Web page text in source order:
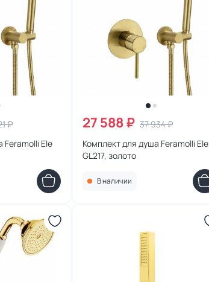
₽
Feramolli Ele
27 588 ₽ 37 934 ₽
Комплект для душа Feramolli Ele
GL217, золото
В наличии